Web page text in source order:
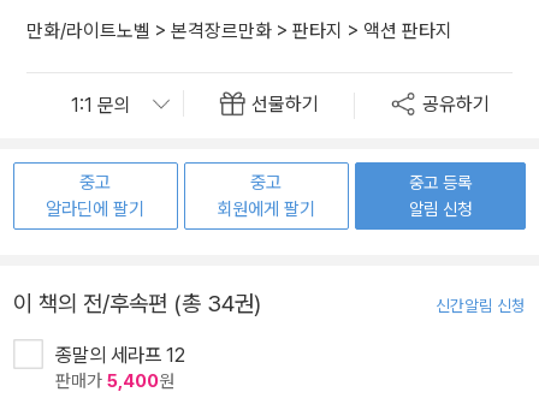
만화/라이트노벨 > 본격장르만화 > 판타지 > 액션 판타지
선물하기 공유하기
중고
알라딘에 팔기
중고
회원에게 팔기
중고 등록
알림 신청
이 책의 전/후속편 (총 34권) 신간알림 신청
종말의 세라프 12
판매가 5,400원